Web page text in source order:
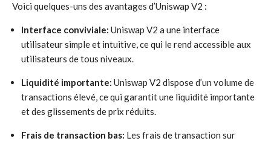
Voici quelques-uns des avantages d’Uniswap V2 :
Interface conviviale: Uniswap V2 a une interface
utilisateur simple et intuitive, ce qui le rend accessible aux
utilisateurs de tous niveaux.
Liquidité importante: Uniswap V2 dispose d’un volume de
transactions élevé, ce qui garantit une liquidité importante
et des glissements de prix réduits.
Frais de transaction bas: Les frais de transaction sur